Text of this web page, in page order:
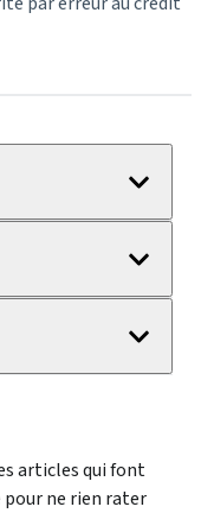
articles qui font
ne rien rater